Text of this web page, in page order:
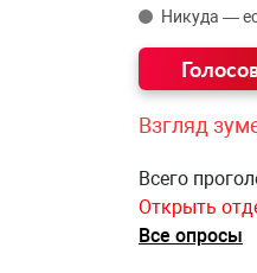
Никуда —
Взгляд
Всего
Открыть
Все опросы